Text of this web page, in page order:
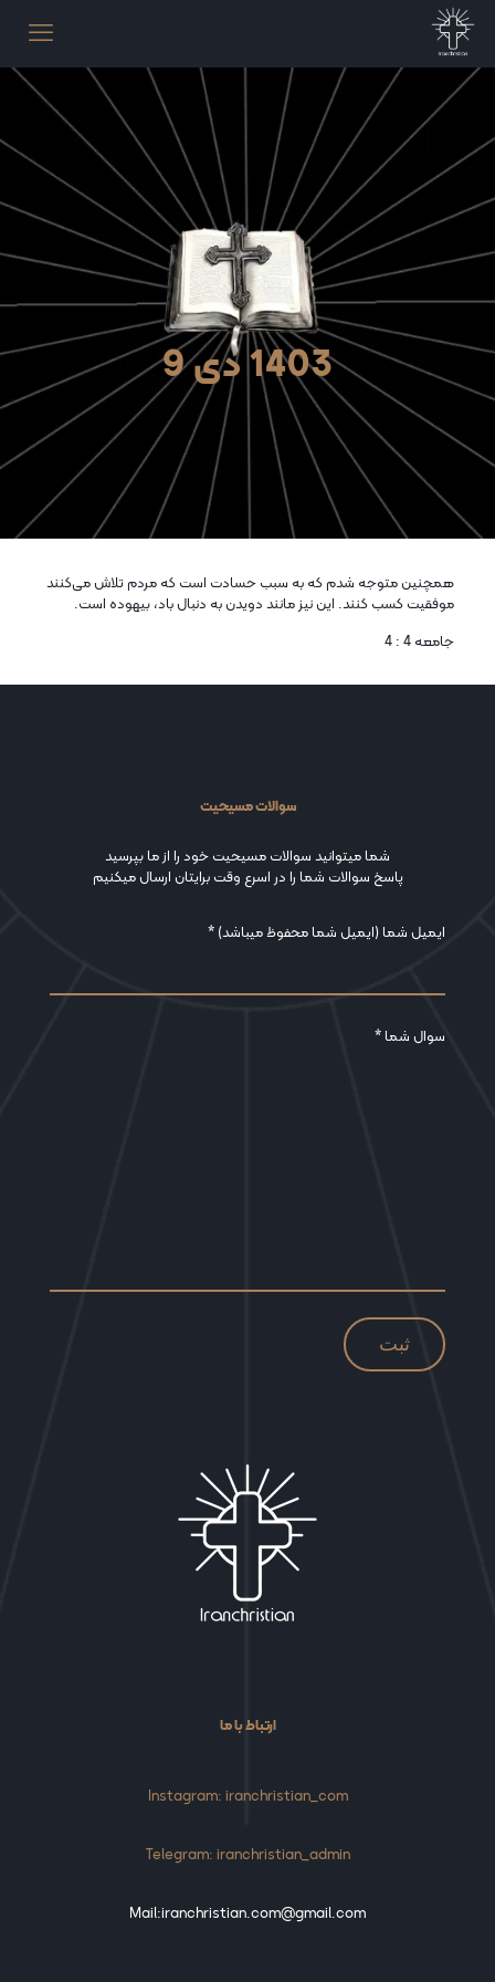
1403 دی 9
همچنين متوجه شدم كه به سبب حسادت است كه مردم تلاش می‌كنند
موفقيت كسب كنند. اين نيز مانند دويدن به دنبال باد، بيهوده است.
جامعه 4 : 4
سوالات مسیحیت
شما میتوانید سوالات مسیحیت خود را از ما بپرسید
پاسخ سوالات شما را در اسرع وقت برایتان ارسال میکنیم
ایمیل شما (ایمیل شما محفوظ میباشد) *
سوال شما *
ارتباط با ما
Instagram: iranchristian_com
Telegram: iranchristian_admin
Mail:iranchristian.com@gmail.com